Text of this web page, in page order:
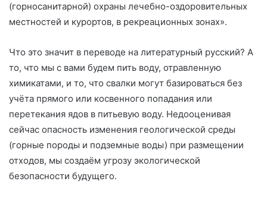
(горносанитарной) охраны лечебно-оздоровительных
местностей и курортов, в рекреационных зонах».
Что это значит в переводе на литературный русский? А
то, что мы с вами будем пить воду, отравленную
химикатами, и то, что свалки могут базироваться без
учёта прямого или косвенного попадания или
перетекания ядов в питьевую воду. Недооценивая
сейчас опасность изменения геологической среды
(горные породы и подземные воды) при размещении
отходов, мы создаём угрозу экологической
безопасности будущего.